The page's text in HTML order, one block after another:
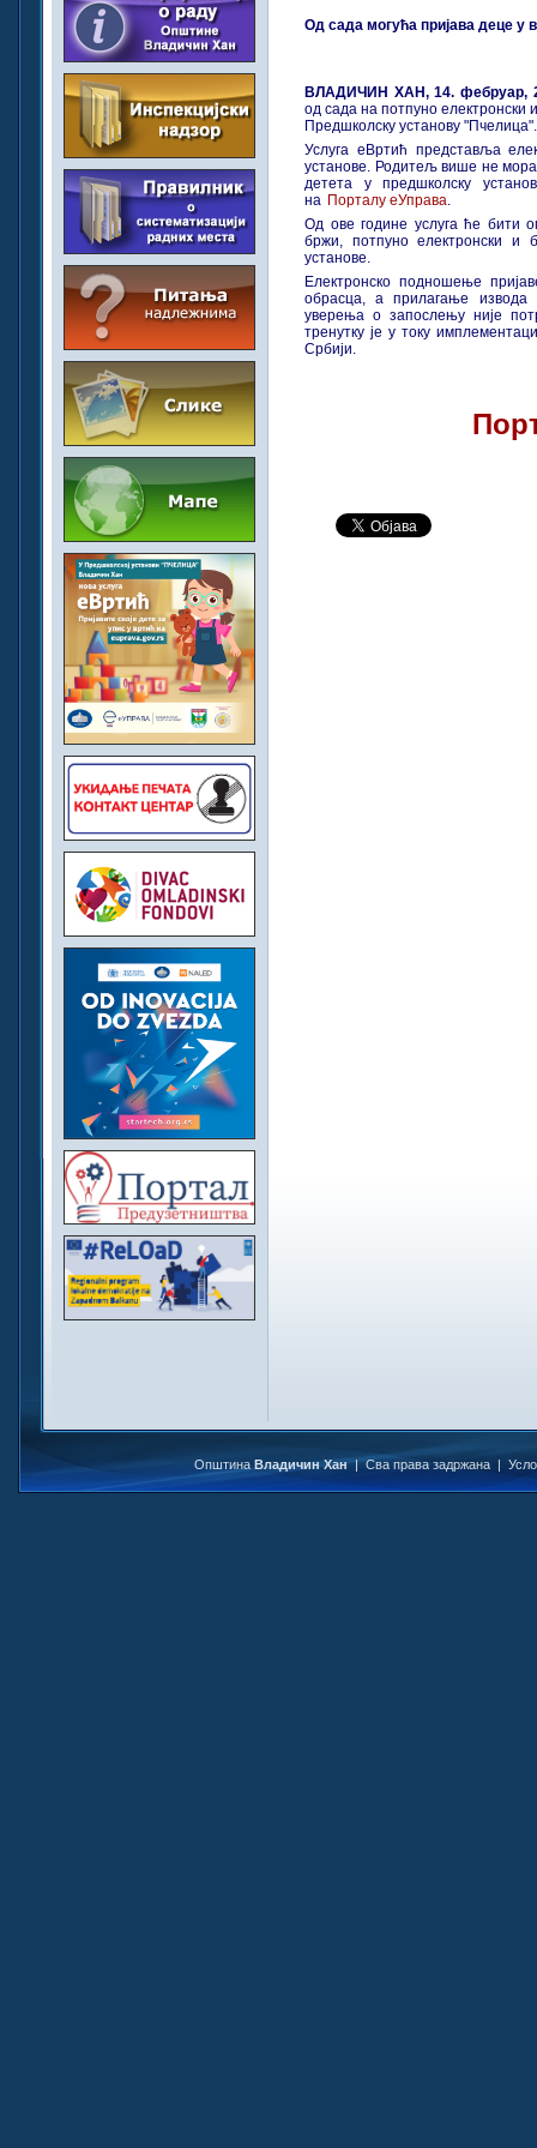
Од сада могућа пријава деце у
ВЛАДИЧИН ХАН, 14. фебруар,
од сада на потпуно електронски
Предшколску установу "Пчелица".
Услуга еВртић представља
установе. Родитељ више не
детета у предшколску
на Порталу еУправа.
Од ове године услуга ће бити
бржи, потпуно електронски и
установе.
Електронско подношење
обрасца, а прилагање
уверења о запослењу није
тренутку је у току
Србији.
Општина Владичин Хан| Сва права задржана |